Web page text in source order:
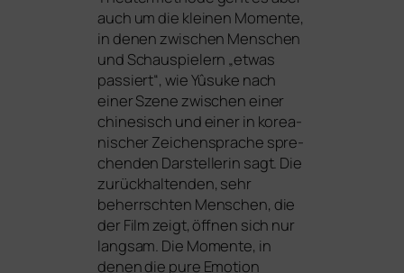
auch um die klei­nen Momente,
in denen zwi­schen Menschen
und Schauspielern „etwas
pas­siert“, wie Yûsuke nach
einer Szene zwi­schen einer
chi­ne­sisch und einer in korea­
ni­scher Zeichensprache spre­
chen­den Darstellerin sagt. Die
zurück­hal­ten­den, sehr
beherrsch­ten Menschen, die
der Film zeigt, öff­nen sich nur
lang­sam. Die Momente, in
denen die pure Emotion